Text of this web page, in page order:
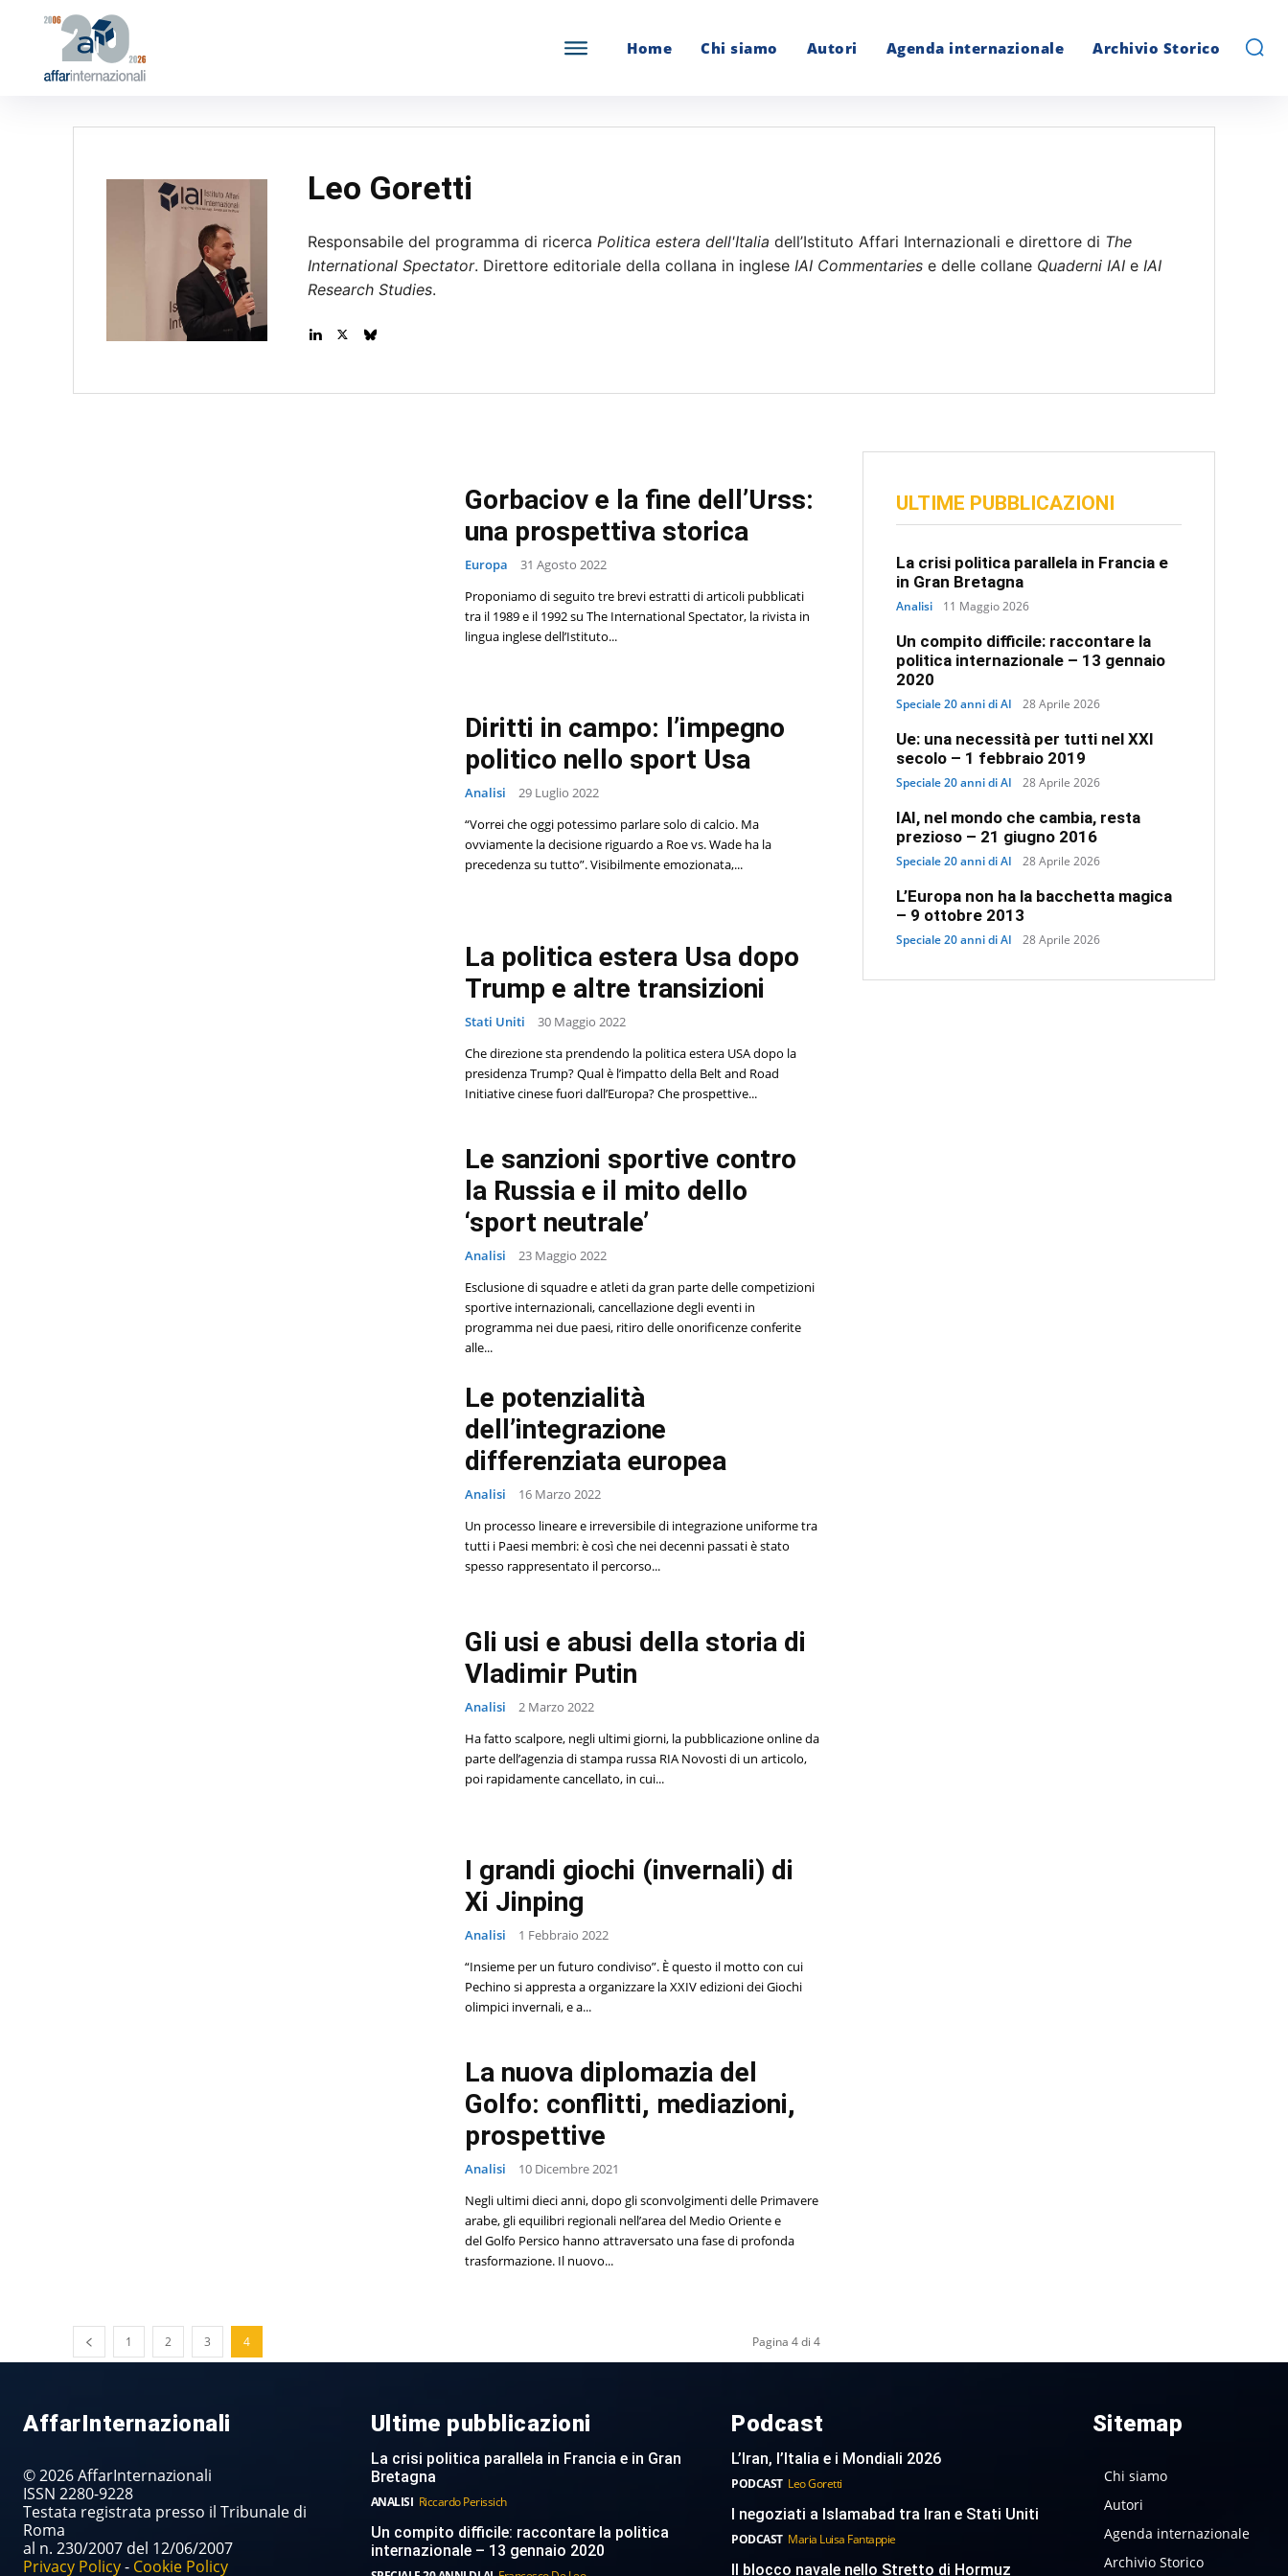
Home Chi siamo Autori Agenda internazionale Archivio Storico
Leo Goretti
Responsabile del programma di ricercaPolitica estera dell'Italiadell’Istituto Affari Internazionali e direttore di The
International Spectator. Direttore editoriale della collana in ingleseIAI Commentaries e delle collane Quaderni IAIe IAI
Research Studies.
Gorbaciov e la fine dell’Urss:
una prospettiva storica
Europa
31 Agosto 2022
Proponiamo di seguito tre brevi estratti di articoli pubblicati
tra il 1989 e il 1992 su The International Spectator, la rivista in
lingua inglese dell’Istituto...
Diritti in campo: l’impegno
politico nello sport Usa
Analisi
29 Luglio 2022
“Vorrei che oggi potessimo parlare solo di calcio. Ma
ovviamente la decisione riguardo a Roe vs. Wade ha la
precedenza su tutto”. Visibilmente emozionata,...
La politica estera Usa dopo
Trump e altre transizioni
Stati Uniti
30 Maggio 2022
Che direzione sta prendendo la politica estera USA dopo la
presidenza Trump? Qual è l’impatto della Belt and Road
Initiative cinese fuori dall’Europa? Che prospettive...
Le sanzioni sportive contro
la Russia e il mito dello
‘sport neutrale’
Analisi
23 Maggio 2022
Esclusione di squadre e atleti da gran parte delle competizioni
sportive internazionali, cancellazione degli eventi in
programma nei due paesi, ritiro delle onorificenze conferite
alle...
Le potenzialità
dell’integrazione
differenziata europea
Analisi
16 Marzo 2022
Un processo lineare e irreversibile di integrazione uniforme tra
tutti i Paesi membri: è così che nei decenni passati è stato
spesso rappresentato il percorso...
Gli usi e abusi della storia di
Vladimir Putin
Analisi
2 Marzo 2022
Ha fatto scalpore, negli ultimi giorni, la pubblicazione online da
parte dell’agenzia di stampa russa RIA Novosti di un articolo,
poi rapidamente cancellato, in cui...
I grandi giochi (invernali) di
Xi Jinping
Analisi
1 Febbraio 2022
“Insieme per un futuro condiviso”. È questo il motto con cui
Pechino si appresta a organizzare la XXIV edizioni dei Giochi
olimpici invernali, e a...
La nuova diplomazia del
Golfo: conflitti, mediazioni,
prospettive
Analisi
10 Dicembre 2021
Negli ultimi dieci anni, dopo gli sconvolgimenti delle Primavere
arabe, gli equilibri regionali nell’area del Medio Oriente e
del Golfo Persico hanno attraversato una fase di profonda
trasformazione. Il nuovo...
1 2 3 4 Pagina 4 di 4
ULTIME PUBBLICAZIONI
La crisi politica parallela in Francia e
in Gran Bretagna
Analisi 11 Maggio 2026
Un compito difficile: raccontare la
politica internazionale – 13 gennaio
2020
Speciale 20 anni di AI 28 Aprile 2026
Ue: una necessità per tutti nel XXI
secolo – 1 febbraio 2019
Speciale 20 anni di AI 28 Aprile 2026
IAI, nel mondo che cambia, resta
prezioso – 21 giugno 2016
Speciale 20 anni di AI 28 Aprile 2026
L’Europa non ha la bacchetta magica
– 9 ottobre 2013
Speciale 20 anni di AI 28 Aprile 2026
AffarInternazionali
© 2026 AffarInternazionali
ISSN 2280-9228
Testata registrata presso il Tribunale di
Roma
al n. 230/2007 del 12/06/2007
Privacy Policy- Cookie Policy
Ultime pubblicazioni
La crisi politica parallela in Francia e in Gran
Bretagna
ANALISI Riccardo Perissich
Un compito difficile: raccontare la politica
internazionale – 13 gennaio 2020
Podcast
L’Iran, l’Italia e i Mondiali 2026
PODCAST Leo Goretti
I negoziati a Islamabad tra Iran e Stati Uniti
PODCAST Maria Luisa Fantappie
Il blocco navale nello Stretto di Hormuz
Sitemap
Chi siamo
Autori
Agenda internazionale
Archivio Storico